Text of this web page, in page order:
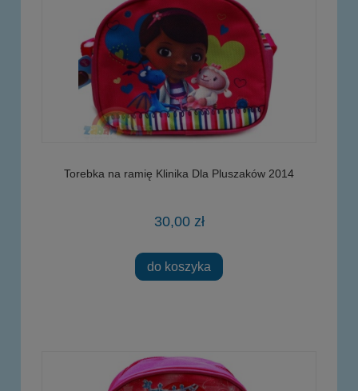
Torebka na ramię Klinika Dla Pluszaków 2014
30,00 zł
do koszyka